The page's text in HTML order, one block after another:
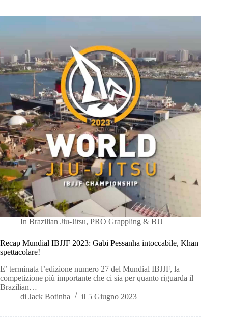
In Brazilian Jiu-Jitsu,PRO Grappling & BJJ
Recap Mundial IBJJF 2023: Gabi Pessanha intoccabile, Khan
spettacolare!
E’ terminata l’edizione numero 27 del Mundial IBJJF, la
competizione più importante che ci sia per quanto riguarda il
Brazilian…
di Jack Botinha il 5 Giugno 2023